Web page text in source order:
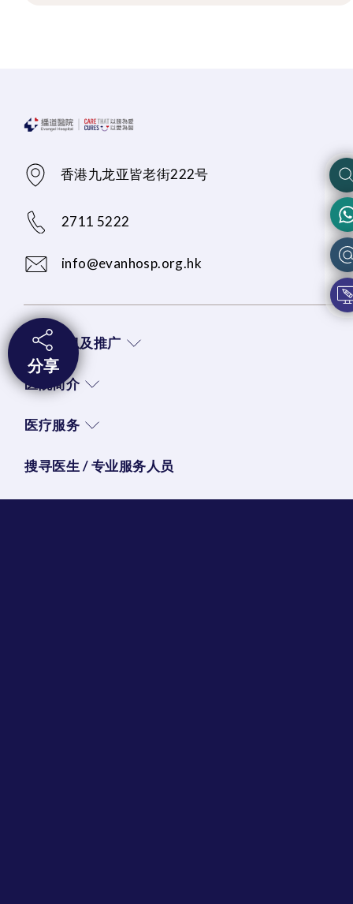
香港九龙亚皆老街222号
2711 5222
info@evanhosp.org.hk
最新消息及推广
医院简介
医疗服务
搜寻医生 / 专业服务人员
分享